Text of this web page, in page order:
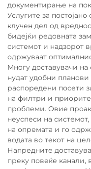
документирање на
Услугите за
клучен дел од
бидејќи редовната
системот и надзорот
одржуваат
Многу доставувачи
нудат удобни планови
распоредени посети
на филтри и
проблеми. Овие
неуспеси на
на опремата и го
водата во текот на
Напредните
преку повеќе канали,